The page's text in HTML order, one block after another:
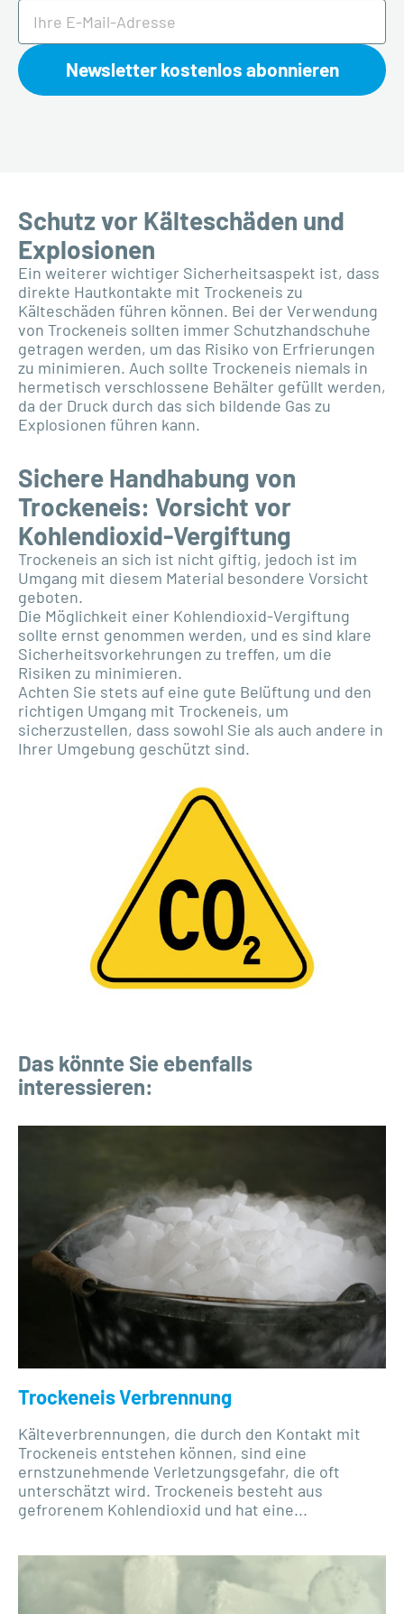
Newsletter kostenlos abonnieren
Schutz vor Kälteschäden und
Explosionen
Ein weiterer wichtiger Sicherheitsaspekt ist, dass
direkte Hautkontakte mit Trockeneis zu
Kälteschäden führen können. Bei der Verwendung
von Trockeneis sollten immer Schutzhandschuhe
getragen werden, um das Risiko von Erfrierungen
zu minimieren. Auch sollte Trockeneis niemals in
hermetisch verschlossene Behälter gefüllt werden,
da der Druck durch das sich bildende Gas zu
Explosionen führen kann.
Sichere Handhabung von
Trockeneis: Vorsicht vor
Kohlendioxid-Vergiftung
Trockeneis an sich ist nicht giftig, jedoch ist im
Umgang mit diesem Material besondere Vorsicht
geboten.
Die Möglichkeit einer Kohlendioxid-Vergiftung
sollte ernst genommen werden, und es sind klare
Sicherheitsvorkehrungen zu treffen, um die
Risiken zu minimieren.
Achten Sie stets auf eine gute Belüftung und den
richtigen Umgang mit Trockeneis, um
sicherzustellen, dass sowohl Sie als auch andere in
Ihrer Umgebung geschützt sind.
Das könnte Sie ebenfalls
interessieren:
Trockeneis Verbrennung
Kälteverbrennungen, die durch den Kontakt mit
Trockeneis entstehen können, sind eine
ernstzunehmende Verletzungsgefahr, die oft
unterschätzt wird. Trockeneis besteht aus
gefrorenem Kohlendioxid und hat eine...